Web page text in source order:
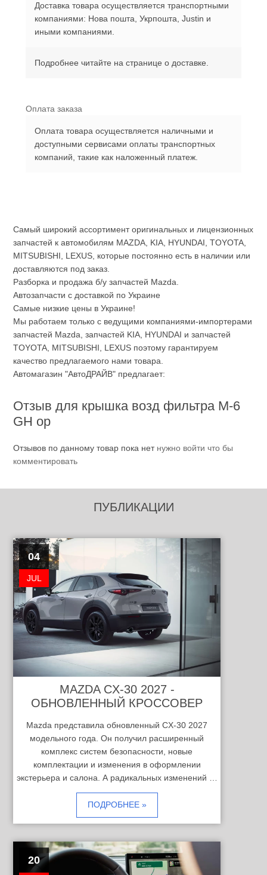
Доставка товара осуществляется транспортными
компаниями: Нова пошта, Укрпошта, Justin и
иными компаниями.
Подробнее читайте на странице о доставке.
Оплата заказа
Оплата товара осуществляется наличными и
доступными сервисами оплаты транспортных
компаний, такие как наложенный платеж.
Самый широкий ассортимент оригинальных и лицензионных
запчастей к автомобилям MAZDA, KIA, HYUNDAI, TOYOTA,
MITSUBISHI, LEXUS, которые постоянно есть в наличии или
доставляются под заказ.
Разборка и продажа б/у запчастей Mazda.
Автозапчасти с доставкой по Украине
Самые низкие цены в Украине!
Мы работаем только с ведущими компаниями-импортерами
запчастей Mazda, запчастей KIA, HYUNDAI и запчастей
TOYOTA, MITSUBISHI, LEXUS поэтому гарантируем
качество предлагаемого нами товара.
Автомагазин "АвтоДРАЙВ" предлагает:
Отзыв для крышка возд фильтра M-6
GH ор
Отзывов по данному товар пока нет нужно войти что бы
комментировать
ПУБЛИКАЦИИ
04
JUL
MAZDA CX-30 2027 -
ОБНОВЛЕННЫЙ КРОССОВЕР
Mazda представила обновленный CX-30 2027
модельного года. Он получил расширенный
комплекс систем безопасности, новые
комплектации и изменения в оформлении
экстерьера и салона. А радикальных изменений …
ПОДРОБНЕЕ »
20